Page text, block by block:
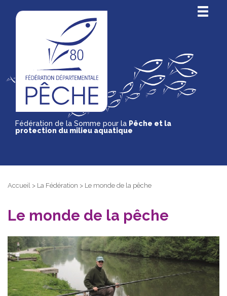
Fédération de la Somme pour la Pêche et la
protection du milieu aquatique
Accueil > La Fédération > Le monde de la pêche
Le monde de la pêche